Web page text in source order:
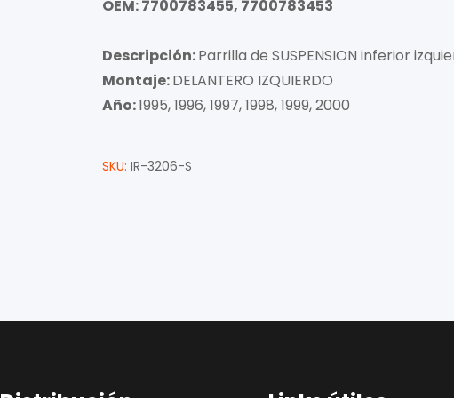
OEM: 7700783455, 7700783453
Descripción:Parrilla de SUSPENSION inferior
Montaje:DELANTERO IZQUIERDO
Año:1995, 1996, 1997, 1998, 1999, 2000
SKU: IR-3206-S